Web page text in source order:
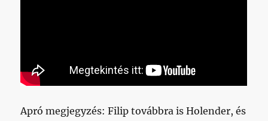
Apró megjegyzés: Filip továbbra is Holender, és